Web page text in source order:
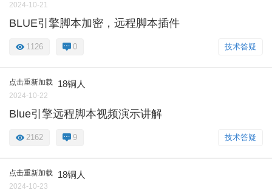
2024-10-21
BLUE引擎脚本加密，远程脚本插件
技术答疑
1126 0
点击重新加载 18铜人
2024-10-22
Blue引擎远程脚本视频演示讲解
技术答疑
2162 9
点击重新加载 18铜人
2024-10-23